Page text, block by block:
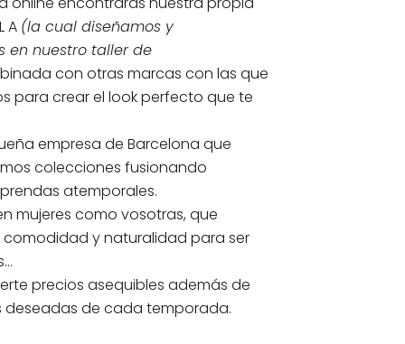
A (la cual diseñamos y
en nuestro taller de
con otras marcas con las que
para crear el look perfecto que te
empresa de Barcelona que
colecciones fusionando
atemporales.
mujeres como vosotras, que
y naturalidad para ser
precios asequibles además de
deseadas de cada temporada.